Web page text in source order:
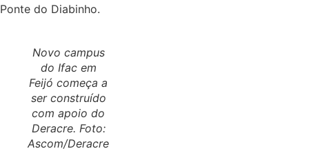
Ponte do Diabinho.
Novo campus
do Ifac em
Feijó começa a
ser construído
com apoio do
Deracre. Foto:
Ascom/Deracre